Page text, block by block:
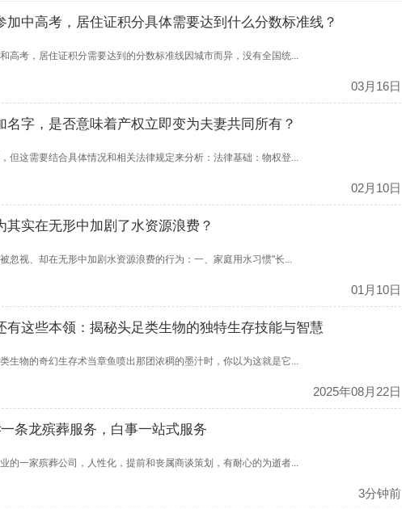
加中高考，居住证积分具体需要达到什么分数标准线？
高考，居住证积分需要达到的分数标准线因城市而异，没有全国统...
03月16日
名字，是否意味着产权立即变为夫妻共同所有？
但这需要结合具体情况和相关法律规定来分析：法律基础：物权登...
02月10日
其实在无形中加剧了水资源浪费？
忽视、却在无形中加剧水资源浪费的行为：一、家庭用水习惯"长...
01月10日
有这些本领：揭秘头足类生物的独特生存技能与智慧
生物的奇幻生存术当章鱼喷出那团浓稠的墨汁时，你以为这就是它...
2025年08月22日
条龙殡葬服务，白事一站式服务
的一家殡葬公司，人性化，提前和丧属商谈策划，有耐心的为逝者...
3分钟前